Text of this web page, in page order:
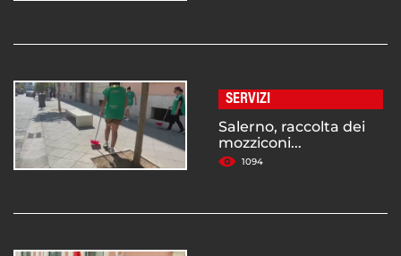
SERVIZI
Salerno, raccolta dei
mozziconi...
1094